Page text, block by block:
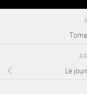
Le